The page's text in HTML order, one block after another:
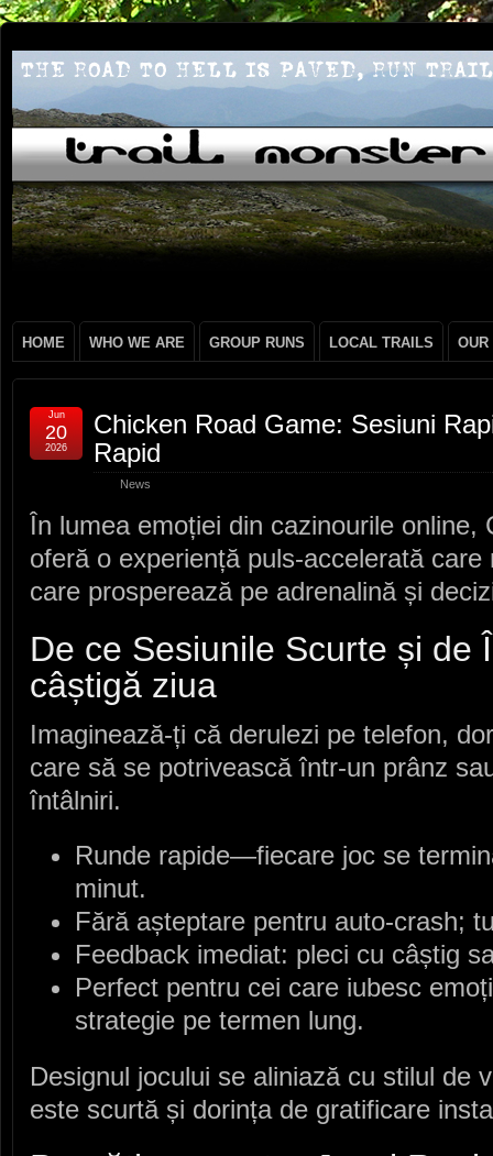
HOME WHO WE ARE GROUP RUNS LOCAL TRAILS OUR
Chicken Road Game: Sesiuni
Rapid
News
Jun
20
2026
În lumea emoției din cazinourile online,
oferă o experiență puls‑accelerată
care prosperează pe adrenalină și
De ce Sesiunile Scurte și de
câștigă ziua
Imaginează‑ți că derulezi pe telefon,
care să se potrivească într‑un prânz
întâlniri.
Runde rapide—fiecare joc se
minut.
Fără așteptare pentru auto‑crash;
Feedback imediat: pleci cu câștig
Perfect pentru cei care iubesc
strategie pe termen lung.
Designul jocului se aliniază cu stilul de
este scurtă și dorința de gratificare